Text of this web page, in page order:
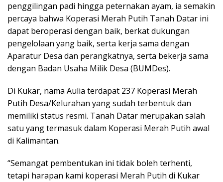
penggilingan padi hingga peternakan ayam, ia semakin
percaya bahwa Koperasi Merah Putih Tanah Datar ini
dapat beroperasi dengan baik, berkat dukungan
pengelolaan yang baik, serta kerja sama dengan
Aparatur Desa dan perangkatnya, serta bekerja sama
dengan Badan Usaha Milik Desa (BUMDes).
Di Kukar, nama Aulia terdapat 237 Koperasi Merah
Putih Desa/Kelurahan yang sudah terbentuk dan
memiliki status resmi. Tanah Datar merupakan salah
satu yang termasuk dalam Koperasi Merah Putih awal
di Kalimantan.
“Semangat pembentukan ini tidak boleh terhenti,
tetapi harapan kami koperasi Merah Putih di Kukar